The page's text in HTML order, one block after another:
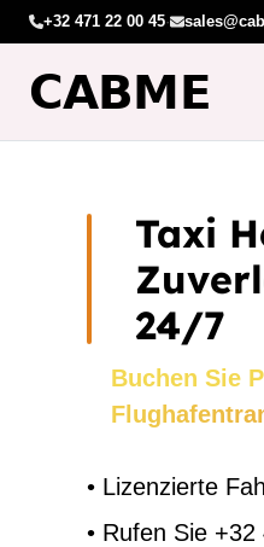
+32 471 22 00 45·
Taxi
24/7
Buchen Sie
• Lizenzierte
• Rufen Sie